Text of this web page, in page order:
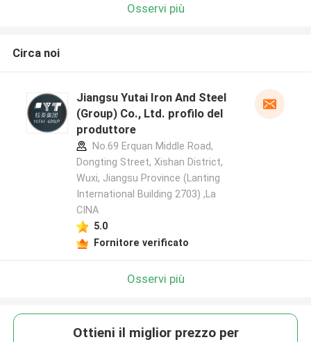
Osservi più
Circa noi
Jiangsu Yutai Iron And Steel
(Group) Co., Ltd. profilo del
produttore
No.69 Erquan Middle Road,
Dongting Street, Xishan District,
Wuxi, Jiangsu Province (Lanting
International Building 2703) ,La
CINA
5.0
Fornitore verificato
Osservi più
Ottieni il miglior prezzo per